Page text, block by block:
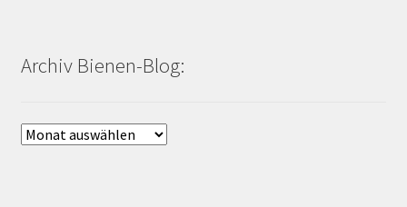
Archiv Bienen-Blog:
Archiv